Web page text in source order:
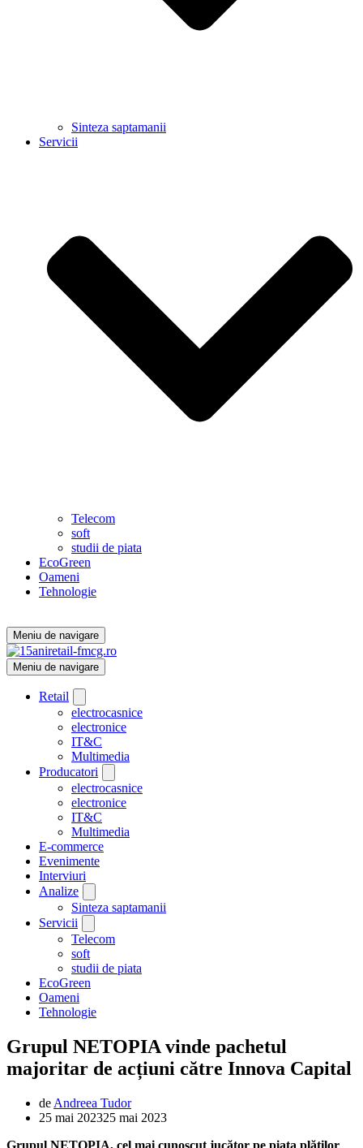
Sinteza saptamanii
Servicii
Telecom
soft
studii de piata
EcoGreen
Oameni
Tehnologie
Meniu de navigare
Meniu de navigare
Retail
electrocasnice
electronice
IT&C
Multimedia
Producatori
electrocasnice
electronice
IT&C
Multimedia
E-commerce
Evenimente
Interviuri
Analize
Sinteza saptamanii
Servicii
Telecom
soft
studii de piata
EcoGreen
Oameni
Tehnologie
Grupul NETOPIA vinde pachetul
majoritar de acțiuni către Innova Capital
de Andreea Tudor
25 mai 202325 mai 2023
Grupul NETOPIA, cel mai cunoscut jucător pe piața plăților